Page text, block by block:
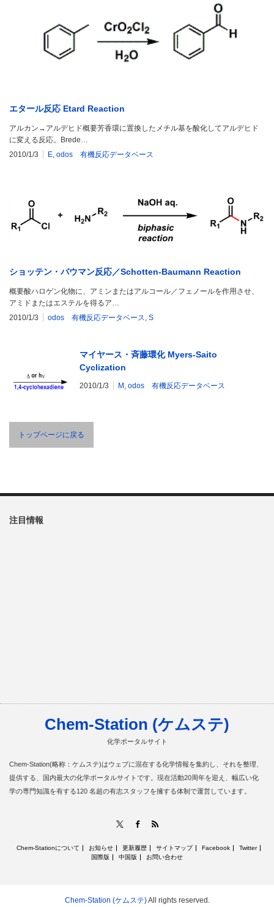
エタール反応 Etard Reaction
アルカン→アルデヒド概要芳香環に置換したメチル基を酸化してアルデヒド
に変える反応。Brede…
2010/1/3
E, odos 有機反応データベース
ショッテン・バウマン反応／Schotten-Baumann Reaction
概要酸ハロゲン化物に、アミンまたはアルコール／フェノールを作用させ、
アミドまたはエステルを得るア…
2010/1/3
odos 有機反応データベース, S
マイヤース・斉藤環化 Myers-Saito
Cyclization
2010/1/3 M , odos 有機反応データベース
トップページに戻る
注目情報
Chem-Station (ケムステ)
化学ポータルサイト
Chem-Station(略称：ケムステ)はウェブに混在する化学情報を集約し、それを整理、
提供する、国内最大の化学ポータルサイトです。現在活動20周年を迎え、幅広い化
学の専門知識を有する120 名超の有志スタッフを擁する体制で運営しています。
Facebook
Chem-Stationについて お知らせ 更新履歴 サイトマップ Facebook
Twitter
国際版
中国版 お問い合わせ
Chem-Station (ケムステ)All rights reserved.